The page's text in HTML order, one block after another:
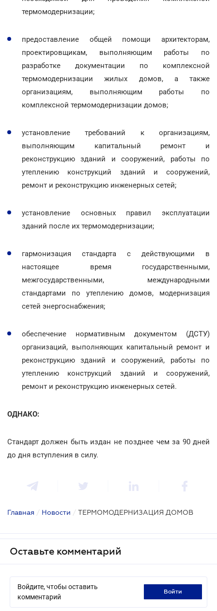
термомодернизации;
предоставление общей помощи архитекторам,
проектировщикам, выполняющим работы по
разработке документации по комплексной
термомодернизации жилых домов, а также
организациям, выполняющим работы по
комплексной термомодернизации домов;
установление требований к организациям,
выполняющим капитальный ремонт и
реконструкцию зданий и сооружений, работы по
утеплению конструкций зданий и сооружений,
ремонт и реконструкцию инженерных сетей;
установление основных правил эксплуатации
зданий после их термомодернизации;
гармонизация стандарта с действующими в
настоящее время государственными,
межгосударственными, международными
стандартами по утеплению домов, модернизация
сетей энергоснабжения;
обеспечение нормативным документом (ДСТУ)
организаций, выполняющих капитальный ремонт и
реконструкцию зданий и сооружений, работы по
утеплению конструкций зданий и сооружений,
ремонт и реконструкцию инженерных сетей.
ОДНАКО:
Стандарт должен быть издан не позднее чем за 90 дней
до дня вступления в силу.
Главная / Новости / ТЕРМОМОДЕРНИЗАЦИЯ ДОМОВ
Оставьте комментарий
Войдите, чтобы оставить
комментарий
войти